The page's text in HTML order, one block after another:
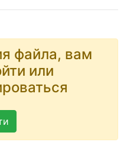
файла, вам
или